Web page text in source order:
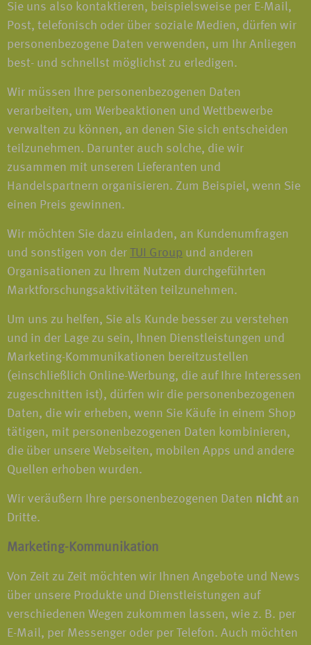
Sie uns also kontaktieren, beispielsweise per E-Mail,
Post, telefonisch oder über soziale Medien, dürfen wir
personenbezogene Daten verwenden, um Ihr Anliegen
best- und schnellst möglichst zu erledigen.
Wir müssen Ihre personenbezogenen Daten
verarbeiten, um Werbeaktionen und Wettbewerbe
verwalten zu können, an denen Sie sich entscheiden
teilzunehmen. Darunter auch solche, die wir
zusammen mit unseren Lieferanten und
Handelspartnern organisieren. Zum Beispiel, wenn Sie
einen Preis gewinnen.
Wir möchten Sie dazu einladen, an Kundenumfragen
und sonstigen von der TUI Group und anderen
Organisationen zu Ihrem Nutzen durchgeführten
Marktforschungsaktivitäten teilzunehmen.
Um uns zu helfen, Sie als Kunde besser zu verstehen
und in der Lage zu sein, Ihnen Dienstleistungen und
Marketing-Kommunikationen bereitzustellen
(einschließlich Online-Werbung, die auf Ihre Interessen
zugeschnitten ist), dürfen wir die personenbezogenen
Daten, die wir erheben, wenn Sie Käufe in einem Shop
tätigen, mit personenbezogenen Daten kombinieren,
die über unsere Webseiten, mobilen Apps und andere
Quellen erhoben wurden.
Wir veräußern Ihre personenbezogenen Daten nicht an
Dritte.
Marketing-Kommunikation
Von Zeit zu Zeit möchten wir Ihnen Angebote und News
über unsere Produkte und Dienstleistungen auf
verschiedenen Wegen zukommen lassen, wie z. B. per
E-Mail, per Messenger oder per Telefon. Auch möchten